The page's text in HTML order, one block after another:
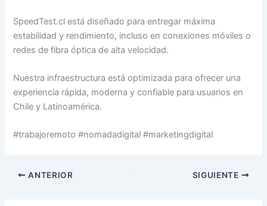
SpeedTest.cl está diseñado para entregar máxima
estabilidad y rendimiento, incluso en conexiones móviles o
redes de fibra óptica de alta velocidad.
Nuestra infraestructura está optimizada para ofrecer una
experiencia rápida, moderna y confiable para usuarios en
Chile y Latinoamérica.
#trabajoremoto #nomadadigital #marketingdigital
ANTERIOR SIGUIENTE